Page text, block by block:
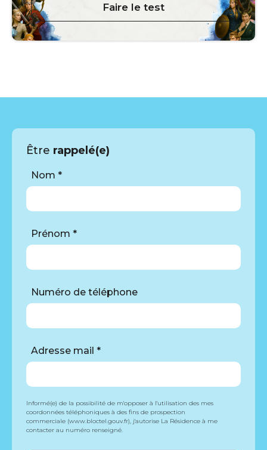
Faire le test
Être rappelé(e)
Nom *
Prénom *
Numéro de téléphone
Adresse mail *
Informé(e) de la possibilité de m'opposer à l'utilisation des mes
coordonnées téléphoniques à des fins de prospection
commerciale (www.bloctel.gouv.fr), j'autorise La Résidence à me
contacter au numéro renseigné.